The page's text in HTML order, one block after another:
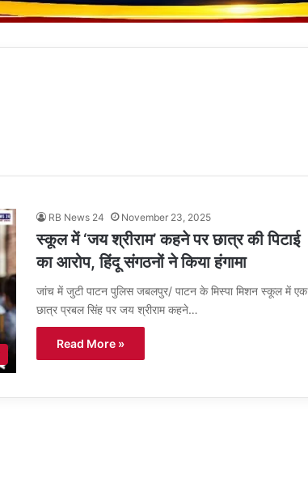
RB News 24 November 23, 2025
स्कूल में ‘जय श्रीराम’ कहने पर छात्र की पिटाई
का आरोप, हिंदू संगठनों ने किया हंगामा
जांच में जुटी पाटन पुलिस जबलपुर/ पाटन के मिस्पा मिशन स्कूल में एक
छात्र प्रबल सिंह पर जय श्रीराम कहने…
Read More »